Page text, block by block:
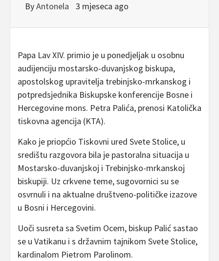
ByAntonela 3 mjeseca ago
Papa Lav XIV. primio je u ponedjeljak u osobnu
audijenciju mostarsko-duvanjskog biskupa,
apostolskog upravitelja trebinjsko-mrkanskog i
potpredsjednika Biskupske konferencije Bosne i
Hercegovine mons. Petra Palića, prenosi Katolička
tiskovna agencija (KTA).
Kako je priopćio Tiskovni ured Svete Stolice, u
središtu razgovora bila je pastoralna situacija u
Mostarsko-duvanjskoj i Trebinjsko-mrkanskoj
biskupiji. Uz crkvene teme, sugovornici su se
osvrnuli i na aktualne društveno-političke izazove
u Bosni i Hercegovini.
Uoči susreta sa Svetim Ocem, biskup Palić sastao
se u Vatikanu i s državnim tajnikom Svete Stolice,
kardinalom Pietrom Parolinom.